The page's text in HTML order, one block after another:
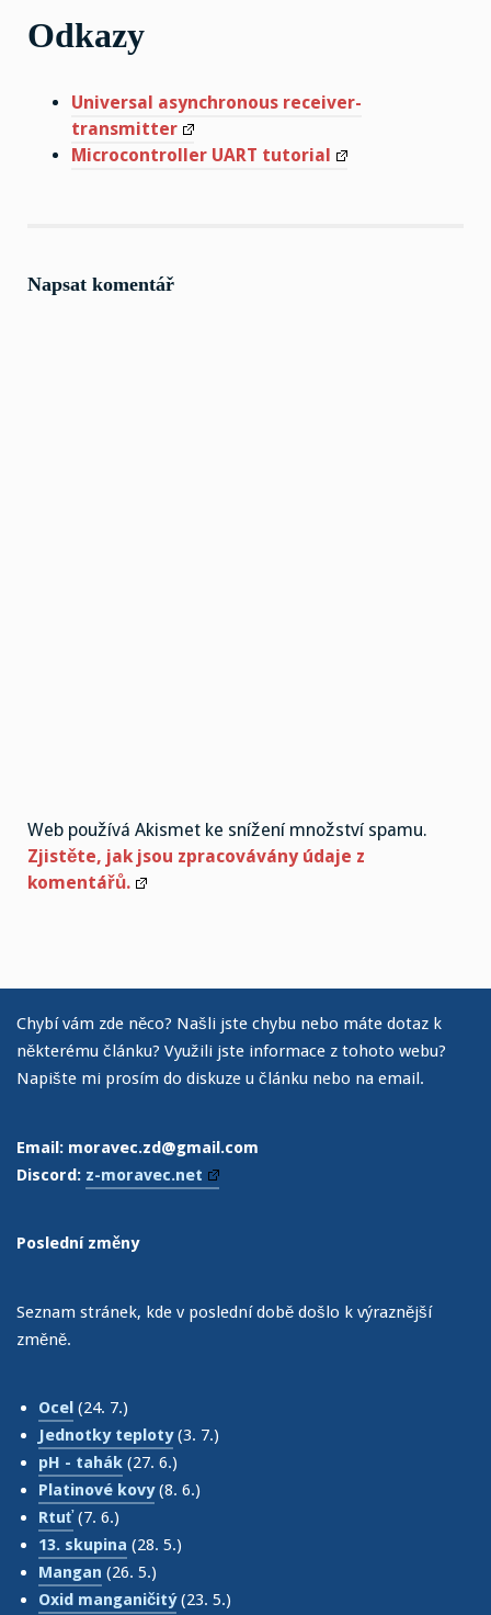
Odkazy
Universal asynchronous receiver-
transmitter
Microcontroller UART tutorial
Napsat komentář
Web používá Akismet ke snížení množství spamu.
Zjistěte, jak jsou zpracovávány údaje z
komentářů.
Chybí vám zde něco? Našli jste chybu nebo máte dotaz k
některému článku? Využili jste informace z tohoto webu?
Napište mi prosím do diskuze u článku nebo na email.
Email: moravec.zd@gmail.com
Discord: z-moravec.net
Poslední změny
Seznam stránek, kde v poslední době došlo k výraznější
změně.
Ocel (24. 7.)
Jednotky teploty(3. 7.)
pH - tahák (27. 6.)
Platinové kovy(8. 6.)
Rtuť (7. 6.)
13. skupina (28. 5.)
Mangan (26. 5.)
Oxid manganičitý(23. 5.)